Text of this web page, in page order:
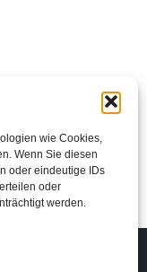
wie Cookies,
Wenn Sie diesen
oder eindeutige IDs
oder
werden.